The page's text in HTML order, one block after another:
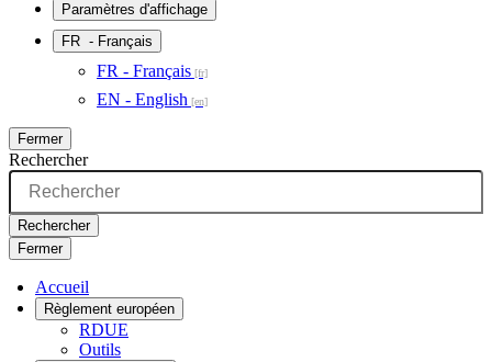
Paramètres d'affichage
FR - Français
FR - Français
EN - English
Fermer
Rechercher
Rechercher
Fermer
Accueil
Règlement européen
RDUE
Outils